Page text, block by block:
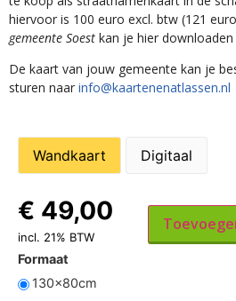
hiervoor is 100 euro excl. btw (121
gemeente Soest kan je hier downloaden
De kaart van jouw gemeente kan je
sturen naar info@kaartenenatlassen.nl
Wandkaart Digitaal
Formaat
130x80cm
€ 49,00
incl. 21% BTW